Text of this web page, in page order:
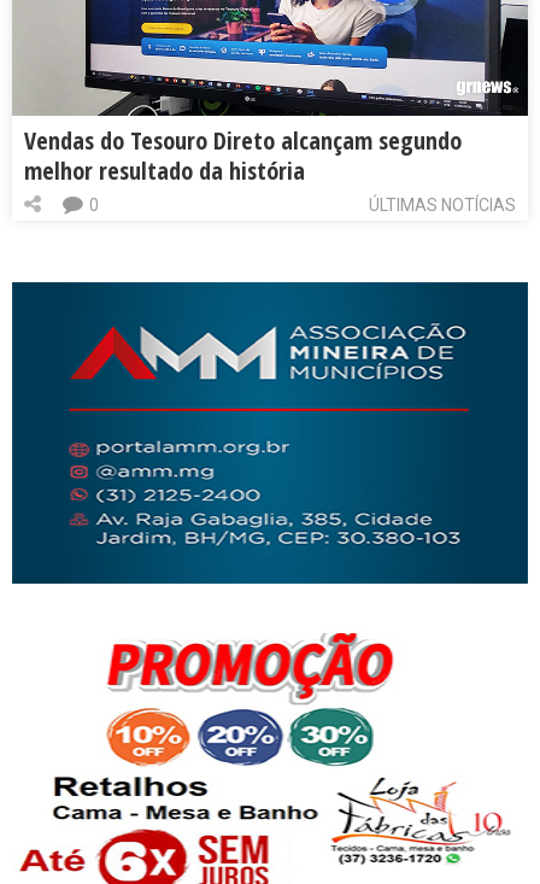
Vendas do Tesouro Direto alcançam segundo
melhor resultado da história
ÚLTIMAS NOTÍCIAS
0